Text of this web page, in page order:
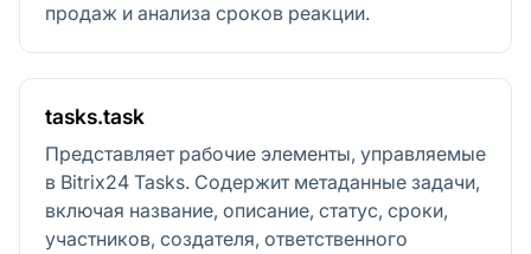
продаж и анализа сроков реакции.
tasks.task
Представляет рабочие элементы, управляемые
в Bitrix24 Tasks. Содержит метаданные задачи,
включая название, описание, статус, сроки,
участников, создателя, ответственного